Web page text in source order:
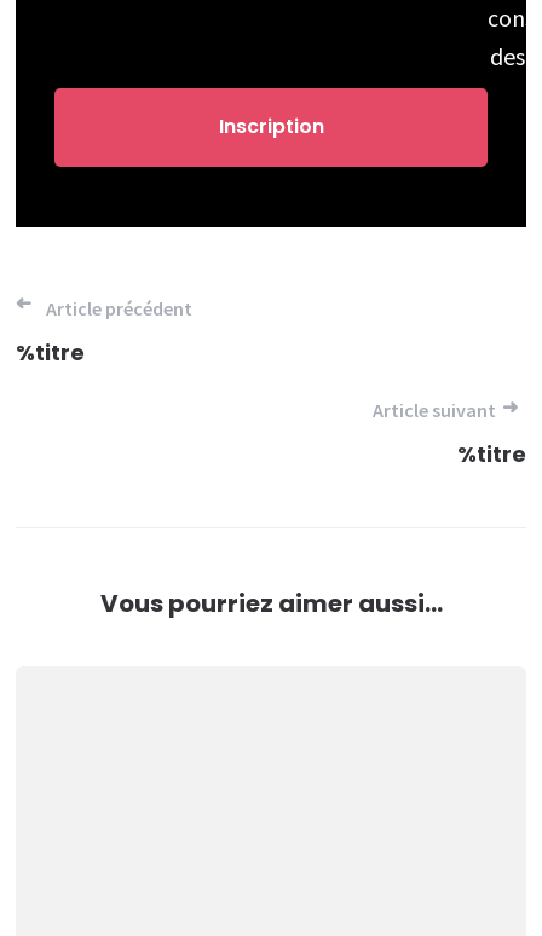
des
Navigation
de
Article précédent
%titre
Article suivant
%titre
Vous pourriez aimer aussi...